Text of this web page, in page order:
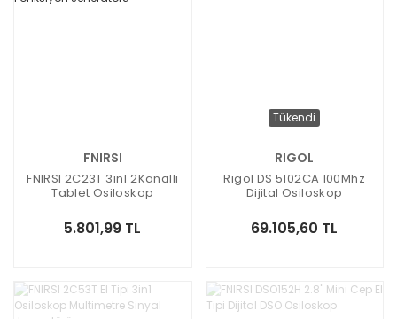
FNIRSI
FNIRSI 2C23T 3in1 2Kanallı
Tablet Osiloskop
Jeneratörü
5.801,99 TL
Tükendi
RIGOL
Rigol DS 5102CA 100Mhz
Dijital Osiloskop
69.105,60 TL